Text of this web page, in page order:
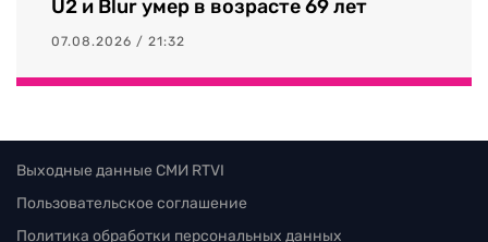
U2 и Blur умер в возрасте 69 лет
07.08.2026 / 21:32
Выходные данные СМИ RTVI
Пользовательское соглашение
Политика обработки персональных данных